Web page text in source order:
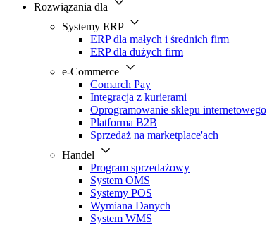
Rozwiązania dla
Systemy ERP
ERP dla małych i średnich firm
ERP dla dużych firm
e-Commerce
Comarch Pay
Integracja z kurierami
Oprogramowanie sklepu internetowego
Platforma B2B
Sprzedaż na marketplace'ach
Handel
Program sprzedażowy
System OMS
Systemy POS
Wymiana Danych
System WMS